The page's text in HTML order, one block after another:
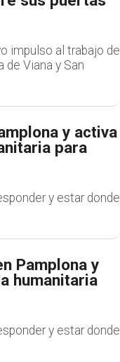
impulso al trabajo de
de Viana y San
y activa
para
y estar donde
Pamplona y
humanitaria
y estar donde